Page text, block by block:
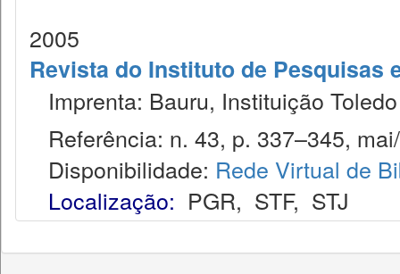
2005
Revista do Instituto de Pesquisas
Imprenta: Bauru, Instituição
Referência: n. 43, p. 337–345,
Disponibilidade: Rede Virtual de
Localização: PGR, STF, STJ